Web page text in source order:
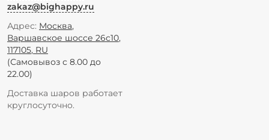
zakaz@bighappy.ru
Адрес: Москва,
Варшавское шоссе 26с10,
117105, RU
(Самовывоз с 8.00 до
22.00)
Доставка шаров работает
круглосуточно.